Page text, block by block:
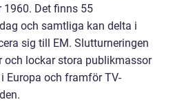
1960. Det finns 55
och samtliga kan delta i
sig till EM. Slutturneringen
och lockar stora publikmassor
Europa och framför TV-